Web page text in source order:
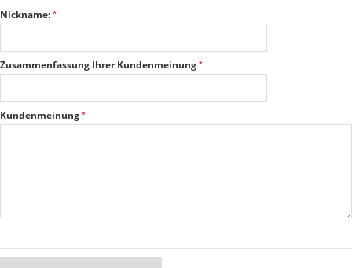
Nickname:
Zusammenfassung Ihrer Kundenmeinung
Kundenmeinung